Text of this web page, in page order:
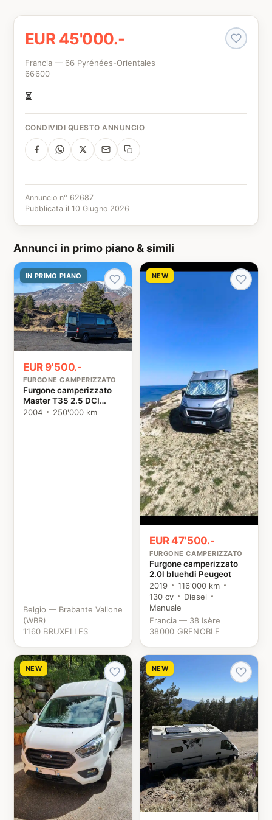
EUR 45'000.-
Francia — 66 Pyrénées-Orientales
66600
⏳
CONDIVIDI QUESTO ANNUNCIO
Annuncio n° 62687
Pubblicata il 10 Giugno 2026
Annunci in primo piano & simili
IN PRIMO PIANO
EUR 9'500.-
FURGONE CAMPERIZZATO
Furgone camperizzato
Master T35 2.5 DCI
Renault
2004 250'000 km
Belgio — Brabante Vallone
(WBR)
1160 BRUXELLES
NEW
EUR 47'500.-
FURGONE CAMPERIZZATO
Furgone camperizzato
2.0l bluehdi Peugeot
2019
116'000 km
130 cv
Diesel
Manuale
Francia — 38 Isère
38000 GRENOBLE
NEW NEW